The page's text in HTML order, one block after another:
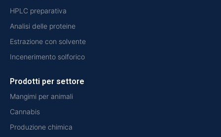
HPLC preparativa
Analisi delle proteine
Estrazione con solvente
Incenerimento solforico
Prodotti per settore
Mangimi per animali
Cannabis
Produzione chimica